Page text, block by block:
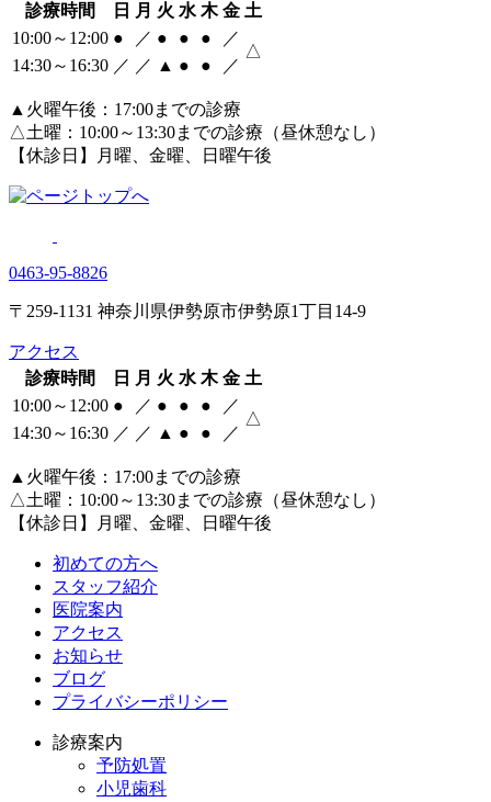
診療時間
日 月 火 水 木 金 土
10:00～12:00 ● ／ ● ● ● ／
△
14:30～16:30 ／ ／ ▲ ● ● ／
▲火曜午後：17:00までの診療
△土曜：10:00～13:30までの診療（昼休憩なし）
【休診日】月曜、金曜、日曜午後
0463‐95‐8826
〒259-1131 神奈川県伊勢原市伊勢原1丁目14-9
アクセス
診療時間
日 月 火 水 木 金 土
10:00～12:00 ● ／ ● ● ● ／
△
14:30～16:30 ／ ／ ▲ ● ● ／
▲火曜午後：17:00までの診療
△土曜：10:00～13:30までの診療（昼休憩なし）
【休診日】月曜、金曜、日曜午後
初めての方へ
スタッフ紹介
医院案内
アクセス
お知らせ
ブログ
プライバシーポリシー
診療案内
予防処置
小児歯科